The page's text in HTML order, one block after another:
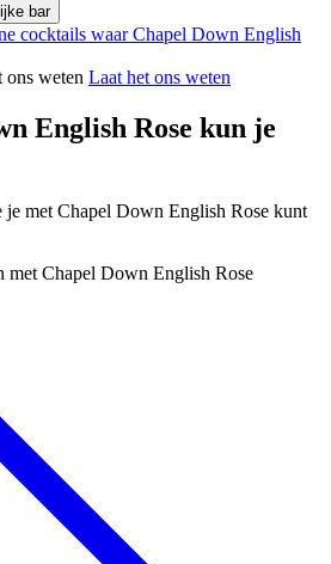
bar
cocktails waar Chapel Down English
weten Laat het ons weten
English Rose kun je
je met Chapel Down English Rose kunt
met Chapel Down English Rose